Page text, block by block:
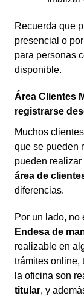
Recuerda que
presencial o
para personas
disponible.
Área Clientes
registrarse
Muchos
que se pueden
pueden
área de
diferencias.
Por un lado, no
Endesa de
realizable en
trámites online,
la oficina son
titular, y